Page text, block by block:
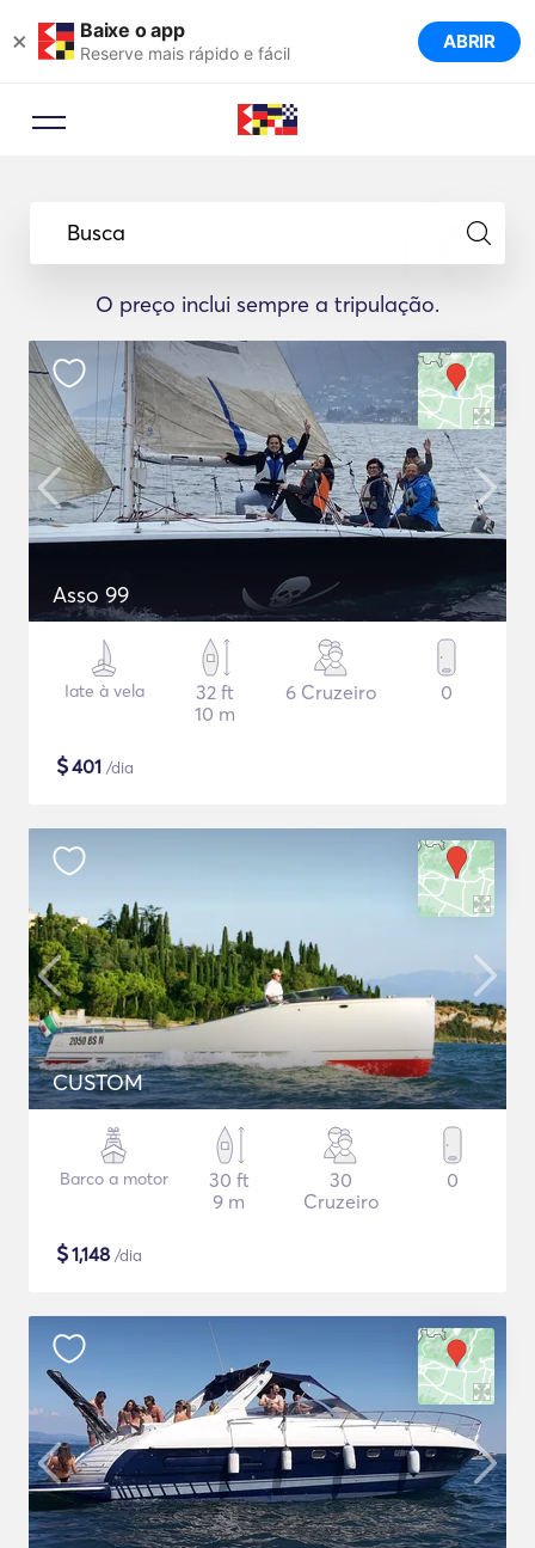
× Baixe o app
Reserve mais rápido e fácil ABRIR
Busca
O preço inclui sempre a tripulação.
Asso 99
Iate à vela
32 ft
10 m
6 Cruzeiro 0
$401 /dia
CUSTOM
Barco a motor
30 ft
9 m
30
Cruzeiro
0
$1,148 /dia